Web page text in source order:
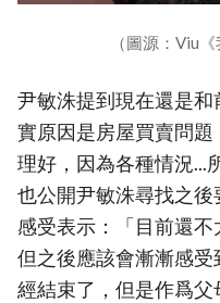
（圖源：Viu
尹敏洙提到現在還是
實原因是房屋買賣問
理好，因為各種情況...
也公開尹敏洙尋找之
感受表示：「目前還不
但之後應該會漸漸感
經結束了，但是作爲